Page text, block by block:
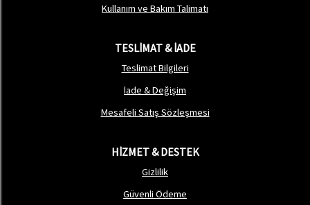
Kullanım ve Bakım Talimatı
TESLİMAT & İADE
Teslimat Bilgileri
İade & Değişim
Mesafeli Satış Sözleşmesi
HİZMET & DESTEK
Gizlilik
Güvenli Ödeme